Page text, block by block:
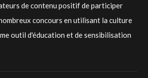
de contenu positif de participer
concours en utilisant la culture
outil d'éducation et de sensibilisation